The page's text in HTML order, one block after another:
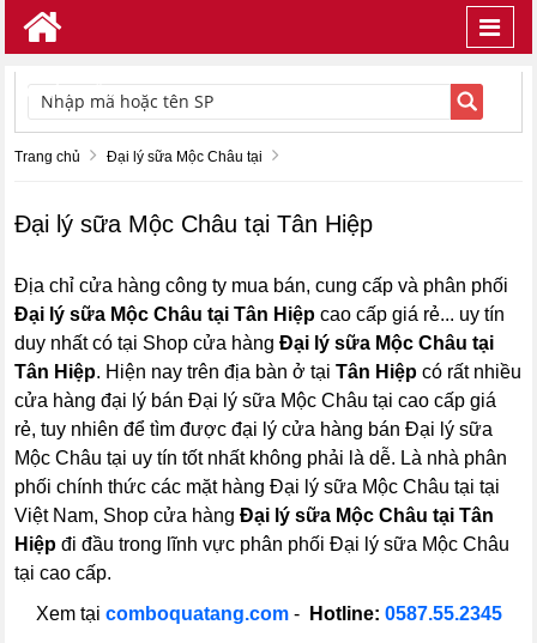
TÌM KIẾM
Trang chủ Đại lý sữa Mộc Châu tại
Đại lý sữa Mộc Châu tại Tân Hiệp
Địa chỉ cửa hàng công ty mua bán, cung cấp và phân phối
Đại lý sữa Mộc Châu tại Tân Hiệp cao cấp giá rẻ... uy tín
duy nhất có tại Shop cửa hàngĐại lý sữa Mộc Châu tại
Tân Hiệp. Hiện nay trên địa bàn ở tạiTân Hiệp có rất nhiều
cửa hàng đại lý bán Đại lý sữa Mộc Châu tại cao cấp giá
rẻ, tuy nhiên để tìm được đại lý cửa hàng bán Đại lý sữa
Mộc Châu tại uy tín tốt nhất không phải là dễ. Là nhà phân
phối chính thức các mặt hàng Đại lý sữa Mộc Châu tại tại
Việt Nam, Shop cửa hàngĐại lý sữa Mộc Châu tại Tân
Hiệp đi đầu trong lĩnh vực phân phối Đại lý sữa Mộc Châu
tại cao cấp.
Xem tại comboquatang.com- Hotline: 0587.55.2345